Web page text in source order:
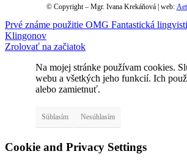
© Copyright – Mgr. Ivana Krekáňová | web:
Prvé známe použitie OMG Fantastická
Klingonov
Zrolovať na začiatok
Na mojej stránke používam cookies.
webu a všetkých jeho funkcií. Ich
alebo zamietnuť.
Súhlasím Nesúhlasím
Cookie and Privacy Settings